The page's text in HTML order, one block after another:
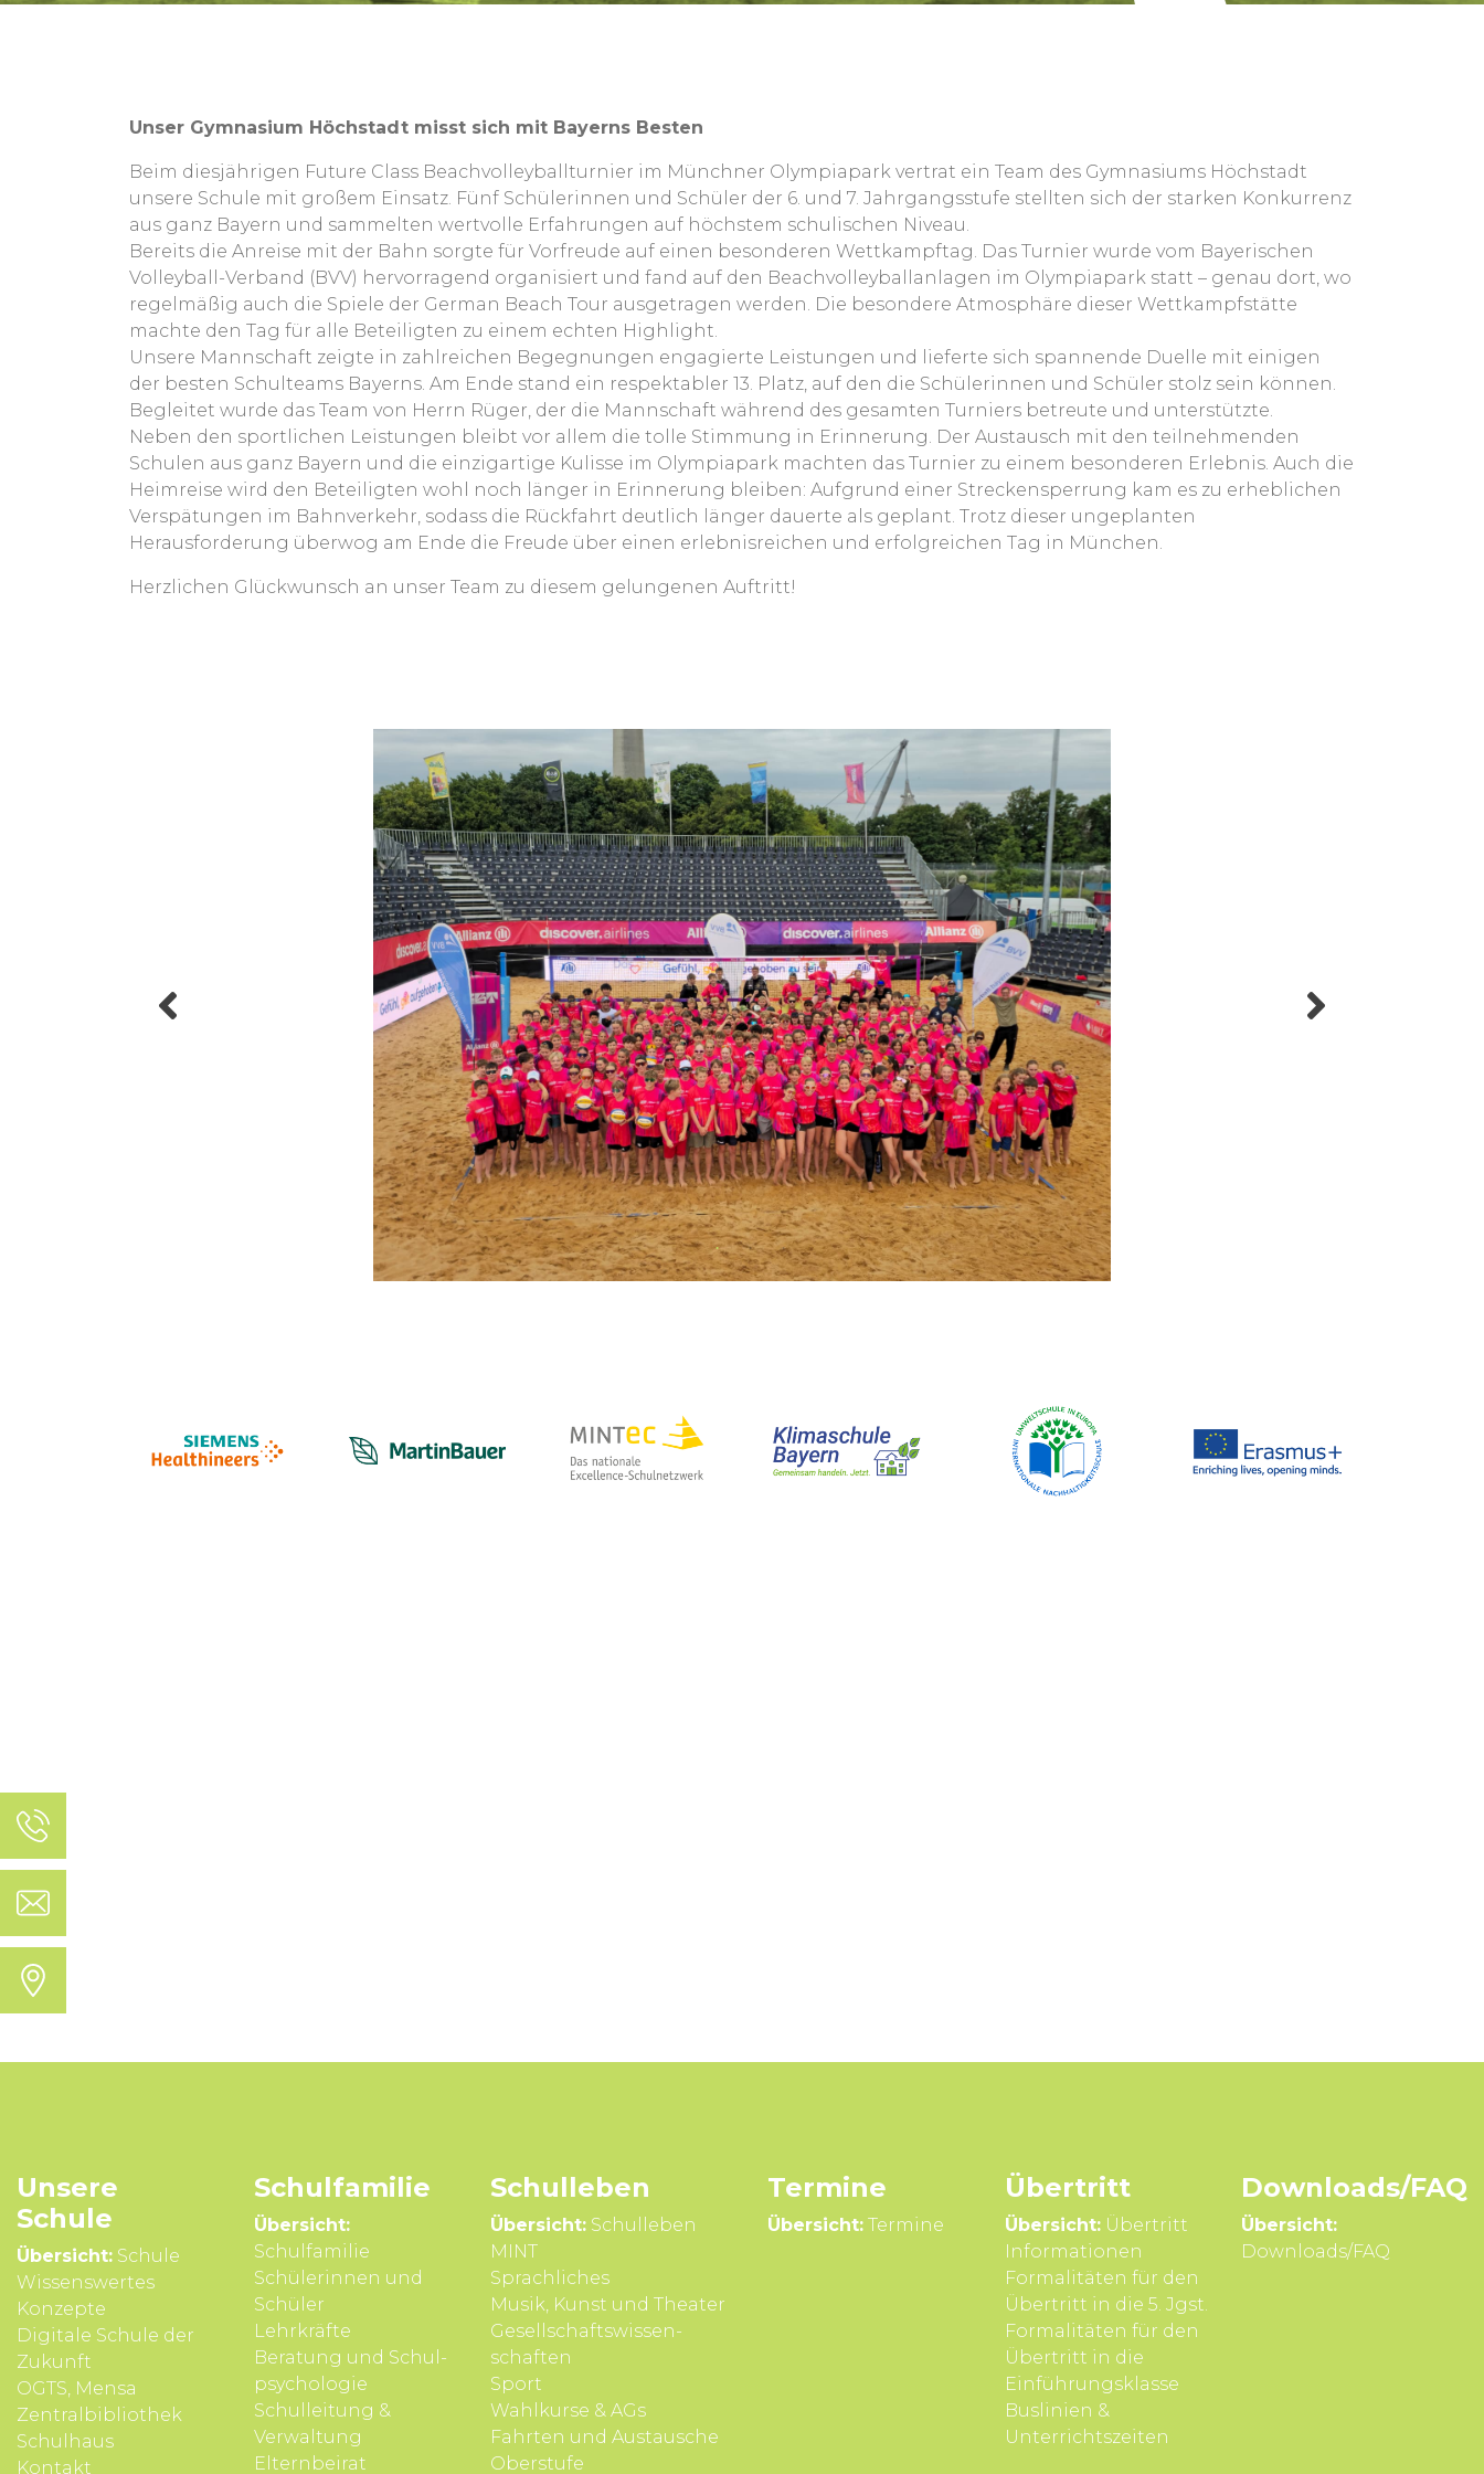
Unser Gymnasium Höchstadt misst sich mit Bayerns Besten
Beim diesjährigen Future Class Beachvolleyballturnier im Münchner Olympiapark vertrat ein Team des Gymnasiums Höchstadt
unsere Schule mit großem Einsatz. Fünf Schülerinnen und Schüler der 6. und 7. Jahrgangsstufe stellten sich der starken Konkurrenz
aus ganz Bayern und sammelten wertvolle Erfahrungen auf höchstem schulischen Niveau.
Bereits die Anreise mit der Bahn sorgte für Vorfreude auf einen besonderen Wettkampftag. Das Turnier wurde vom Bayerischen
Volleyball-Verband (BVV) hervorragend organisiert und fand auf den Beachvolleyballanlagen im Olympiapark statt – genau dort, wo
regelmäßig auch die Spiele der German Beach Tour ausgetragen werden. Die besondere Atmosphäre dieser Wettkampfstätte
machte den Tag für alle Beteiligten zu einem echten Highlight.
Unsere Mannschaft zeigte in zahlreichen Begegnungen engagierte Leistungen und lieferte sich spannende Duelle mit einigen
der besten Schulteams Bayerns. Am Ende stand ein respektabler 13. Platz, auf den die Schülerinnen und Schüler stolz sein können.
Begleitet wurde das Team von Herrn Rüger, der die Mannschaft während des gesamten Turniers betreute und unterstützte.
Neben den sportlichen Leistungen bleibt vor allem die tolle Stimmung in Erinnerung. Der Austausch mit den teilnehmenden
Schulen aus ganz Bayern und die einzigartige Kulisse im Olympiapark machten das Turnier zu einem besonderen Erlebnis. Auch die
Heimreise wird den Beteiligten wohl noch länger in Erinnerung bleiben: Aufgrund einer Streckensperrung kam es zu erheblichen
Verspätungen im Bahnverkehr, sodass die Rückfahrt deutlich länger dauerte als geplant. Trotz dieser ungeplanten
Herausforderung überwog am Ende die Freude über einen erlebnisreichen und erfolgreichen Tag in München.
Herzlichen Glückwunsch an unser Team zu diesem gelungenen Auftritt!
Unsere
Schule
Übersicht: Schule
Wissens­wertes
Konzepte
Digitale Schule der
Zukunft
OGTS, Mensa
Zentralbibliothek
Schulhaus
Kontakt
Schul­familie
Übersicht:
Schulfamilie
Schülerinnen und
Schüler
Lehrkräfte
Beratung und Schul­
psycho­logie
Schul­leitung &
Verwal­tung
Eltern­beirat
Schul­leben
Übersicht: Schulleben
MINT
Sprach­liches
Musik, Kunst und Theater
Gesell­schafts­wissen­
schaften
Sport
Wahl­kurse & AGs
Fahrten und Aus­tausche
Ober­stufe
Termine
Übersicht: Termine
Übertritt
Übersicht:Übertritt
Infor­mationen
Formali­täten für den
Über­tritt in die 5. Jgst.
Formali­täten für den
Über­tritt in die
Einführungsklasse
Buslinien &
Unterrichts­zeiten
Downloads/FAQ
Übersicht:
Downloads/FAQ